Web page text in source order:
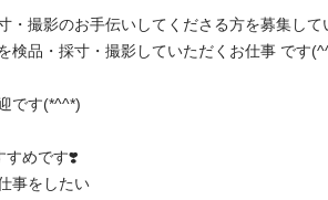
・撮影のお手伝いしてくださる方を募集して
検品・採寸・撮影していただくお仕事 です
です(*^^*)
すめです❣️
事をしたい